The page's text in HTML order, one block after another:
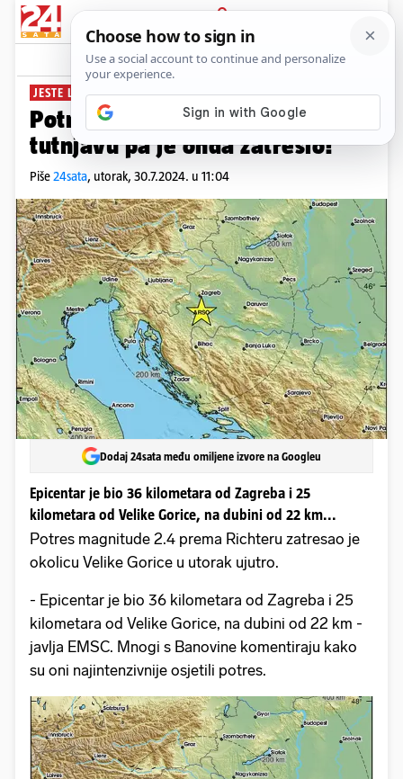
PRIJAVA
News Komentari
JESTE LI OSJETILI POTRES?
Potres na Banovini: 'Čuli smo
tutnjavu pa je onda zatreslo!'
Piše24sata, utorak, 30.7.2024. u 11:04
Dodaj 24sata među omiljene izvore na Googleu
Epicentar je bio 36 kilometara od Zagreba i 25
kilometara od Velike Gorice, na dubini od 22 km...
Potres magnitude 2.4 prema Richteru zatresao je
okolicu Velike Gorice u utorak ujutro.
- Epicentar je bio 36 kilometara od Zagreba i 25
kilometara od Velike Gorice, na dubini od 22 km -
javlja EMSC. Mnogi s Banovine komentiraju kako
su oni najintenzivnije osjetili potres.